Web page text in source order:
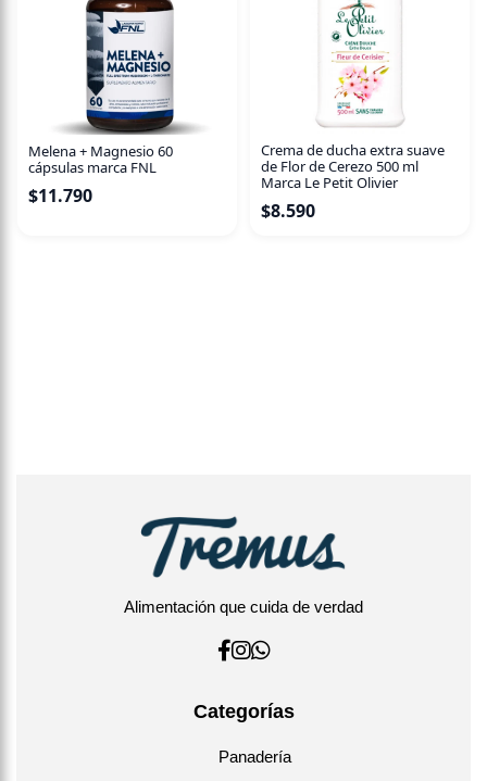
Melena + Magnesio 60
cápsulas marca FNL
$11.790
Crema de ducha extra suave
de Flor de Cerezo 500 ml
Marca Le Petit Olivier
$8.590
Alimentación que cuida de verdad
Categorías
Panadería